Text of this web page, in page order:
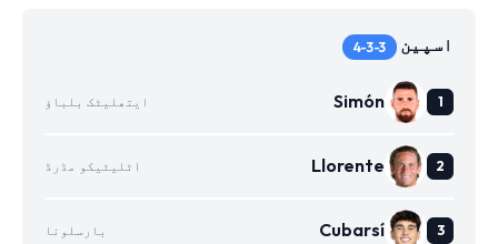
اسپین 4-3-3
Simón ایتھلیٹک بلباؤ
Llorente اٹلیٹیکو مڈرڈ
Cubarsí بارسلونا